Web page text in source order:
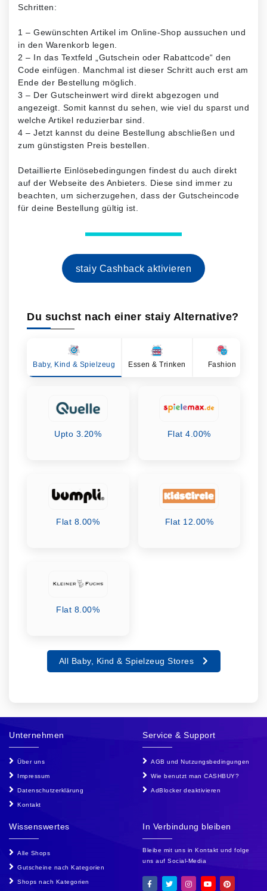
Schritten:
1 – Gewünschten Artikel im Online-Shop aussuchen und
in den Warenkorb legen.
2 – In das Textfeld „Gutschein oder Rabattcode“ den
Code einfügen. Manchmal ist dieser Schritt auch erst am
Ende der Bestellung möglich.
3 – Der Gutscheinwert wird direkt abgezogen und
angezeigt. Somit kannst du sehen, wie viel du sparst und
welche Artikel reduzierbar sind.
4 – Jetzt kannst du deine Bestellung abschließen und
zum günstigsten Preis bestellen.
Detaillierte Einlösebedingungen findest du auch direkt
auf der Webseite des Anbieters. Diese sind immer zu
beachten, um sicherzugehen, dass der Gutscheincode
für deine Bestellung gültig ist.
staiy Cashback aktivieren
Du suchst nach einer staiy Alternative?
Baby, Kind & Spielzeug Essen & Trinken Fashion
Upto 3.20% Flat 4.00%
Flat 8.00% Flat 12.00%
Flat 8.00%
All Baby, Kind & Spielzeug Stores
Unternehmen
Über uns
Impressum
Datenschutzerklärung
Kontakt
Service & Support
AGB und Nutzungsbedingungen
Wie benutzt man CASHBUY?
AdBlocker deaktivieren
Wissenswertes
Alle Shops
Gutscheine nach Kategorien
Shops nach Kategorien
In Verbindung bleiben
Bleibe mit uns in Kontakt und folge
uns auf Social-Media